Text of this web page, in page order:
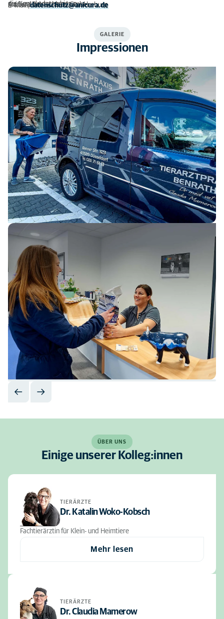
die Kontaktdaten hier:
AniCura Deutschland GmbH
Marienplatz 61, 88212 Ravensburg
E-Mail:datenschutz@anicura.de
GALERIE
Impressionen
ÜBER UNS
Einige unserer Kolleg:innen
TIERÄRZTE
Dr. Katalin Woko-Kobsch
Fachtierärztin für Klein- und Heimtiere
Mehr lesen
TIERÄRZTE
Dr. Claudia Mamerow